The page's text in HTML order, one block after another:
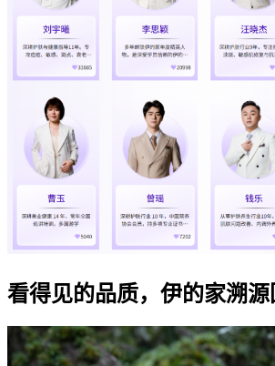
看得见的品质，伊的家溯源